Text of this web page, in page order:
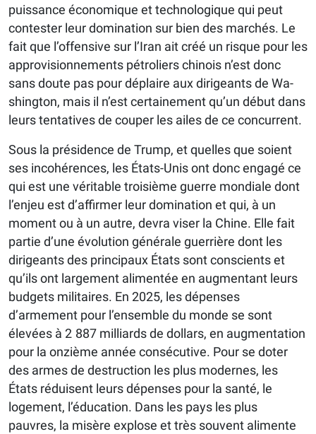
puissance économique et technologique qui peut
contester leur domination sur bien des marchés. Le
fait que l’offensive sur l’Iran ait créé un risque pour les
approvisionnements pétroliers chinois n’est donc
sans doute pas pour déplaire aux dirigeants de Wa­
shing­ton, mais il n’est certainement qu’un début dans
leurs tentatives de couper les ailes de ce concurrent.
Sous la présidence de Trump, et quelles que soient
ses incohérences, les États-Unis ont donc engagé ce
qui est une véritable troisième guerre mondiale dont
l’enjeu est d’affirmer leur domination et qui, à un
moment ou à un autre, devra viser la Chine. Elle fait
partie d’une évolution générale guerrière dont les
dirigeants des principaux États sont conscients et
qu’ils ont largement alimentée en augmentant leurs
budgets militaires. En 2025, les dépenses
d’armement pour l’ensemble du monde se sont
élevées à 2 887 milliards de dollars, en augmentation
pour la onzième année consécutive. Pour se doter
des armes de destruction les plus modernes, les
États réduisent leurs dépenses pour la santé, le
logement, l’éducation. Dans les pays les plus
pauvres, la misère explose et très souvent alimente